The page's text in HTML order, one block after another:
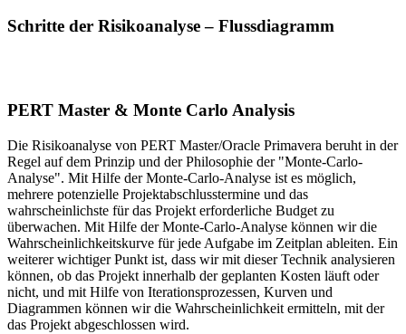
Schritte der Risikoanalyse – Flussdiagramm
PERT Master & Monte Carlo Analysis
Die Risikoanalyse von PERT Master/Oracle Primavera beruht in der
Regel auf dem Prinzip und der Philosophie der "Monte-Carlo-
Analyse". Mit Hilfe der Monte-Carlo-Analyse ist es möglich,
mehrere potenzielle Projektabschlusstermine und das
wahrscheinlichste für das Projekt erforderliche Budget zu
überwachen. Mit Hilfe der Monte-Carlo-Analyse können wir die
Wahrscheinlichkeitskurve für jede Aufgabe im Zeitplan ableiten. Ein
weiterer wichtiger Punkt ist, dass wir mit dieser Technik analysieren
können, ob das Projekt innerhalb der geplanten Kosten läuft oder
nicht, und mit Hilfe von Iterationsprozessen, Kurven und
Diagrammen können wir die Wahrscheinlichkeit ermitteln, mit der
das Projekt abgeschlossen wird.